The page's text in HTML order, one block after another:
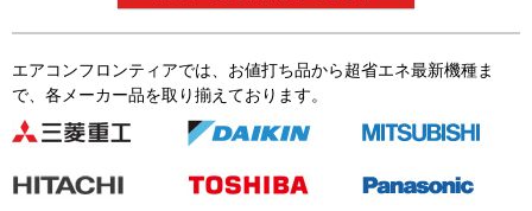
エアコンフロンティアでは、お値打ち品から超省エネ最新機種ま
で、各メーカー品を取り揃えております。